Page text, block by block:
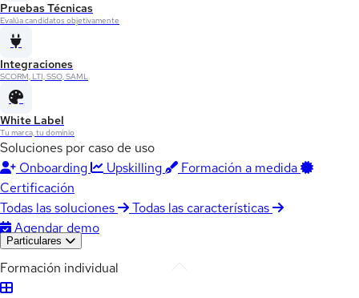
Pruebas Técnicas
Evalúa candidatos objetivamente
Integraciones
SCORM, LTI, SSO, SAML
White Label
Tu marca, tu dominio
Soluciones por caso de uso
Onboarding
Upskilling
Formación a medida
Certificación
Todas las soluciones
Todas las características
Agendar demo
Particulares
Formación individual